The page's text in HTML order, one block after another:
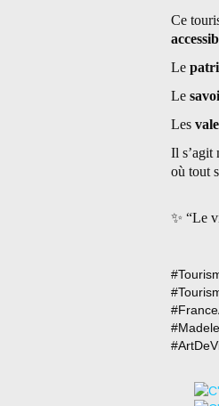
Ce
Le
Le
Les
Il s’agit
où tout
✨ “Le